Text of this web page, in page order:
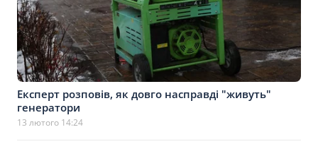
Експерт розповів, як довго насправді "живуть"
генератори
13 лютого 14:24